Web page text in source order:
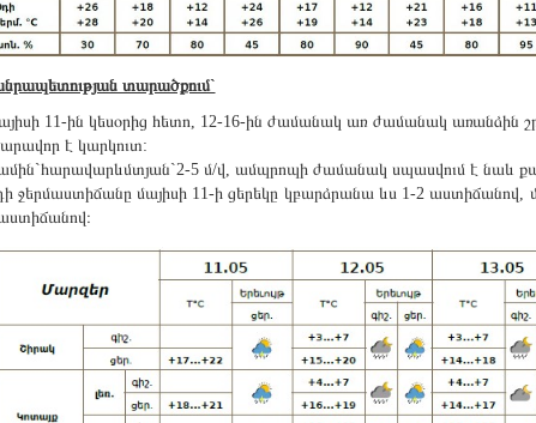
տարածքում`
11-ին կեսօրից հետո, 12-16-ին ժամանակ առ ժամանակ առանձին
է կարկուտ:
5 մ/վ, ամպրոպի ժամանակ սպասվում է նաև
ջերմաստիճանը մայիսի 11-ի ցերեկը կբարձրանա ևս 1-2 աստիճանով,